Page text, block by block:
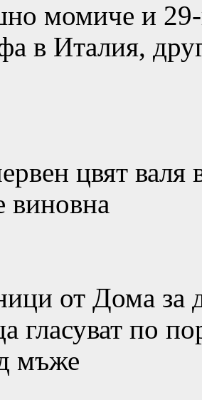
момиче и
в Италия,
цвят валя
виновна
от Дома за
гласуват по
мъже